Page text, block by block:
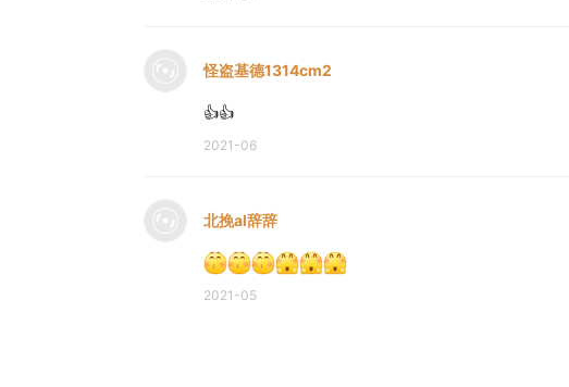
怪盗基德1314cm2
👍👍
2021-06
北挽al辞辞
2021-05